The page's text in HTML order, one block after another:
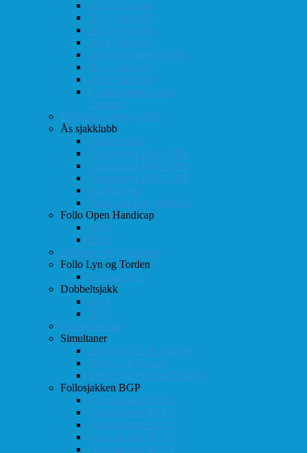
2011 (Eidsvoll)
2012 (Eidsvoll)
2013 (Eidsvoll)
2014 (Eidsvoll)
2014 (Rokaden/NSSF)
2015 (Eidsvoll)
2016 (Eidsvoll)
Kamp-statistikk mot
Eidsvoll
NM-finale for lag 1998
Ås sjakklubb
Totaloversikt
Turneringer 1981-1986
Turneringer 1987-1991
Turneringer 1992-1996
Klubbaviser
Partier fra Ås sjakklubb
Follo Open Handicap
2001
1999
Klubbavisen Sjakkalen
Follo Lyn og Torden
Februar 2013
Dobbeltsjakk
2014
2015
Østlandsserien
Simultaner
2016: GM T. R. Hansen
1999: Leif Øgaard
1996: GM Predrag Nikolic
Follosjakken BGP
Follosjakken BGP 1
Follosjakken BGP 2
Follosjakken BGP 3
Follosjakken BGP 4
Follosjakken BGP 5